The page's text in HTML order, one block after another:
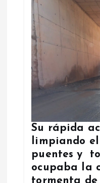
Su rápida
limpiando el
puentes y
ocupaba la